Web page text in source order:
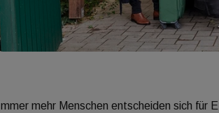
Immer mehr Menschen entscheiden sich für